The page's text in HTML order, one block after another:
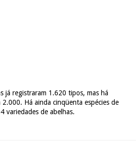
já registraram 1.620 tipos, mas há
Há ainda cinqüenta espécies de
variedades de abelhas.